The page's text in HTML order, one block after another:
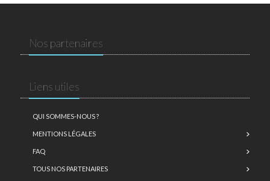
Nos partenaires
Liens utiles
QUI SOMMES-NOUS ?
MENTIONS LÉGALES
FAQ
TOUS NOS PARTENAIRES